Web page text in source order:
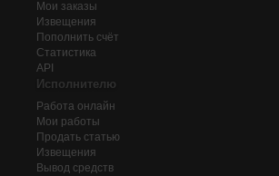
Мои заказы
Извещения
Пополнить счёт
Статистика
API
Исполнителю
Работа онлайн
Мои работы
Продать статью
Извещения
Вывод средств